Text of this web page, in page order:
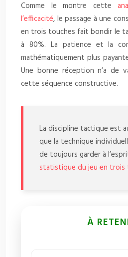
Comme le montre cette
l’efficacité, le passage à une
en trois touches fait bondir le
à 80%. La patience et la
mathématiquement plus
Une bonne réception n’a de
cette séquence constructive.
La discipline tactique est
que la technique
de toujours garder à
statistique du jeu en trois
À